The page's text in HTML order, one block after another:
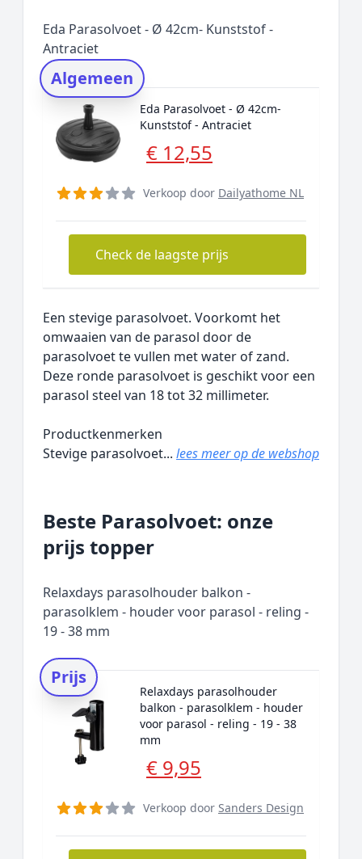
Rating topper
Onderzoeksmethode
Alternatieven
Prijsniveaus
Eda Parasolvoet - Ø 42cm- Kunststof -
Antraciet
Algemeen
Eda Parasolvoet - Ø 42cm-
Kunststof - Antraciet
€ 12,55
Verkoop door Dailyathome NL
Check de laagste prijs
Een stevige parasolvoet. Voorkomt het
omwaaien van de parasol door de
parasolvoet te vullen met water of zand.
Deze ronde parasolvoet is geschikt voor een
parasol steel van 18 tot 32 millimeter.
Productkenmerken
Stevige parasolvoet... lees meer op de webshop
Beste Parasolvoet: onze
prijs topper
Relaxdays parasolhouder balkon -
parasolklem - houder voor parasol - reling -
19 - 38 mm
Prijs
Relaxdays parasolhouder
balkon - parasolklem - houder
voor parasol - reling - 19 - 38
mm
€ 9,95
Verkoop door Sanders Design